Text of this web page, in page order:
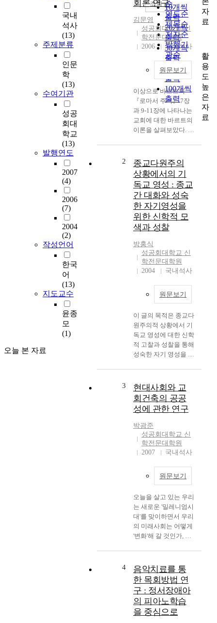
국내
석사
(13)
주제분류
인문
학
(13)
수여기관
성공
회대
학교
(13)
발행연도
2007
(4)
2006
(7)
2004
(2)
작성언어
한국
어
(13)
지도교수
윤종
모
(1)
오늘 본 자료
순
연도순
제목순
저자순
발행기
관순
10개씩
출력
20개씩
출력
30개씩
출력
50개씩
출력
100개씩
출력
조회
회론 연구
김문영
성공회대학교 신
학전문대학원
2006
국내석사
원문보기
이상으로 바르트의
『로마서 주석』 7장
과 9-11장에 나타나는
교회에 대한 바르트의
이론을 살펴보았다. 이
대학에서 하르낙과 헤
르만에게서 자유주의
신학을 배웠다. 특히
역사-비평학적 성서연
구의 방법을 초기 사상
형성기에 이미 통달했
다. 바르트는 이를 통
해서 『로마서 주석』
과 역사-비평학적 방
법을 이용하여 새로운
성서해석을 시도할 수
있는 기초를 마련하였
다. 그는 초창기에 자
유주의 신학의 문제를
가치상대주의와 개인
주의라는 문제를 통해
서 인식하고 있었지만
꽤 오랫동안 자유주의
신학 노선을 유지하였
다. 그러나 자펜빌에서
게 되었고 그는 종교사
회주의자가 되어 활발
한 활동을 하였다. 그
러나 제1차 세계대전
의 발발로 인해서 인간
적인 노력을 통한 방법
을 상용했던 자유주의
신학과 종교사회주의
스승들이 제1차 세계
과 사회주의자들도 민
족이라는 이름 앞에 분
열하고 전쟁에 동조하
게 되면서 바르트는 자
유주의신학과 종교사
인간적인 노력을 통한
방법을 포기하고 매주
설교를 위해 읽게 되는
성서에서 새로운 길을
모색하기 시작하여
"하느님은 하느님이시
2
종교다원주의
상황에서의 기
독교 영성 : 종교
간 대화와 성숙
한 자기영성을
위한 신학적 모
색과 성찰
방홍식
성공회대학교 신
학전문대학원
2004
국내석사
원문보기
이 글의 목적은 종교다
원주의적 상황에서 기
독교 영성에 대한 신학
적 고찰과 성찰을 통해
성숙한 자기 영성을 심
음과 같은 주요 내용을
다루었다. 먼저, 우리
가 처한 종교적 현실이
종교다원주의적 상황
이라는 것이다. 종교다
원주의에 대한 개념을
한 마디로 규정하기 어
렵지만, 일반적 의미에
공존하는 종교 다양성
정 종교가 절대적 진리
나 가치를 주장 할 수
없다는 종교에서의 가
치중립적 태도를 의미
한다. 그러므로 종교다
에서 다원적인 종교들
을 동인한 지평(地平)
에서 보며, 다원적 종
교들의 궁금적 실재를
주장하는 종교적 이
론”이라 할 수 있다. 이
3
현대사회와 교
회건축의 공공
성에 관한 연구
박광준
성공회대학교 신
학전문대학원
2007
국내석사
원문보기
오늘을 살고 있는 우리
는 새로운 '밀레니엄시
대'를 맞이하면서 우리
의 미래사회는 어떻게
'변화'해 갈 것인가, 그
떻게 대처해 나갈 것인
가라는 물음에 대하여
답을 찾고자 수많은 논
의들을 거쳐 왔다. 특
별히 오늘날의 사회는
해체주의적 성격의 포
4
음악치료를 통
한 목회방법 연
구 : 정서장애아
의 피아노학습
을 중심으로
자
료
활
용
도
높
은
자
료